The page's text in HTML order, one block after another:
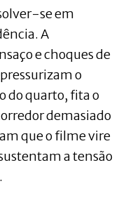
se em
A
e choques de
o
do quarto, fita o
demasiado
que o filme vire
a tensão